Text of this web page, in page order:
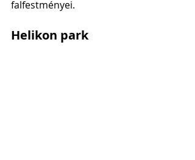
falfestményei.
Helikon park